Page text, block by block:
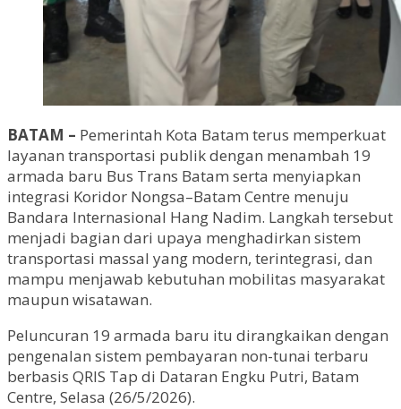
BATAM – Pemerintah Kota Batam terus memperkuat
layanan transportasi publik dengan menambah 19
armada baru Bus Trans Batam serta menyiapkan
integrasi Koridor Nongsa–Batam Centre menuju
Bandara Internasional Hang Nadim. Langkah tersebut
menjadi bagian dari upaya menghadirkan sistem
transportasi massal yang modern, terintegrasi, dan
mampu menjawab kebutuhan mobilitas masyarakat
maupun wisatawan.
Peluncuran 19 armada baru itu dirangkaikan dengan
pengenalan sistem pembayaran non-tunai terbaru
berbasis QRIS Tap di Dataran Engku Putri, Batam
Centre, Selasa (26/5/2026).